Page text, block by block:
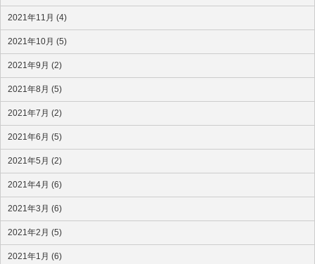
2021年11月 (4)
2021年10月 (5)
2021年9月 (2)
2021年8月 (5)
2021年7月 (2)
2021年6月 (5)
2021年5月 (2)
2021年4月 (6)
2021年3月 (6)
2021年2月 (5)
2021年1月 (6)